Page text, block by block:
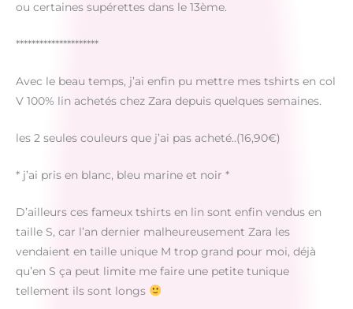
ou certaines supérettes dans le 13ème.
*********************
Avec le beau temps, j’ai enfin pu mettre mes tshirts en col
V 100% lin achetés chez Zara depuis quelques semaines.
les 2 seules couleurs que j’ai pas acheté..(16,90€)
* j’ai pris en blanc, bleu marine et noir *
D’ailleurs ces fameux tshirts en lin sont enfin vendus en
taille S, car l’an dernier malheureusement Zara les
vendaient en taille unique M trop grand pour moi, déjà
qu’en S ça peut limite me faire une petite tunique
tellement ils sont longs